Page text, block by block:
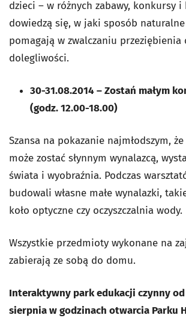
dzieci – w różnych zabawy, konkursy
dowiedzą się, w jaki sposób
pomagają w zwalczaniu przeziębienia
dolegliwości.
30-31.08.2014 – Zostań małym
(godz. 12.00-18.00)
Szansa na pokazanie najmłodszym,
może zostać słynnym wynalazcą,
świata i wyobraźnia. Podczas
budowali własne małe wynalazki,
koło optyczne czy oczyszczalnia wody.
Wszystkie przedmioty wykonane na
zabierają ze sobą do domu.
Interaktywny park edukacji czynny od
sierpnia w godzinach otwarcia Parku